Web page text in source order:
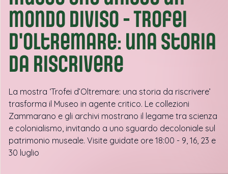
mondo diviso - Trofei
d'oltremare: una storia
da riscrivere
La mostra ‘Trofei d’Oltremare: una storia da riscrivere’
trasforma il Museo in agente critico. Le collezioni
Zammarano e gli archivi mostrano il legame tra scienza
e colonialismo, invitando a uno sguardo decoloniale sul
patrimonio museale. Visite guidate ore 18:00 - 9, 16, 23 e
30 luglio